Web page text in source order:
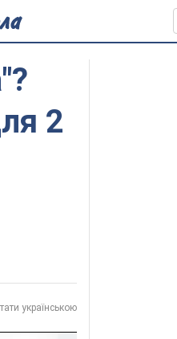
2
українською